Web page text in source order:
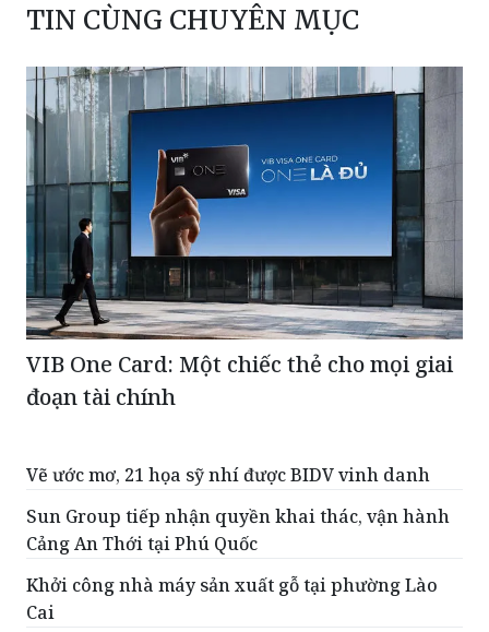
TIN CÙNG CHUYÊN MỤC
VIB One Card: Một chiếc thẻ cho mọi giai
đoạn tài chính
Vẽ ước mơ, 21 họa sỹ nhí được BIDV vinh danh
Sun Group tiếp nhận quyền khai thác, vận hành
Cảng An Thới tại Phú Quốc
Khởi công nhà máy sản xuất gỗ tại phường Lào
Cai